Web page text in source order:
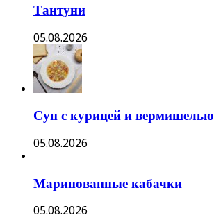
Тантуни
05.08.2026
Суп с курицей и вермишелью
05.08.2026
Маринованные кабачки
05.08.2026